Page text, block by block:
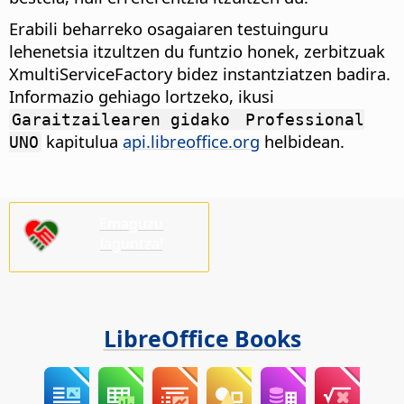
Erabili beharreko osagaiaren testuinguru
lehenetsia itzultzen du funtzio honek, zerbitzuak
XmultiServiceFactory bidez instantziatzen badira.
Informazio gehiago lortzeko, ikusi
Garaitzailearen gidako
Professional
UNO kapitulua api.libreoffice.org helbidean.
LibreOffice Books